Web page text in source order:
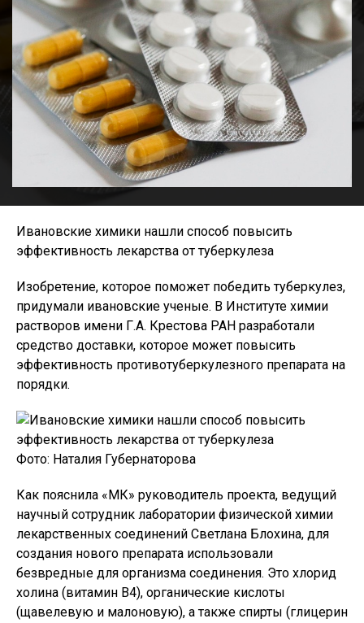
Ивановские химики нашли способ повысить
эффективность лекарства от туберкулеза
Изобретение, которое поможет победить туберкулез,
придумали ивановские ученые. В Институте химии
растворов имени Г.А. Крестова РАН разработали
средство доставки, которое может повысить
эффективность противотуберкулезного препарата на
порядки.
Фото: Наталия Губернаторова
Как пояснила «МК» руководитель проекта, ведущий
научный сотрудник лаборатории физической химии
лекарственных соединений Светлана Блохина, для
создания нового препарата использовали
безвредные для организма соединения. Это хлорид
холина (витамин В4), органические кислоты
(щавелевую и малоновую), а также спирты (глицерин